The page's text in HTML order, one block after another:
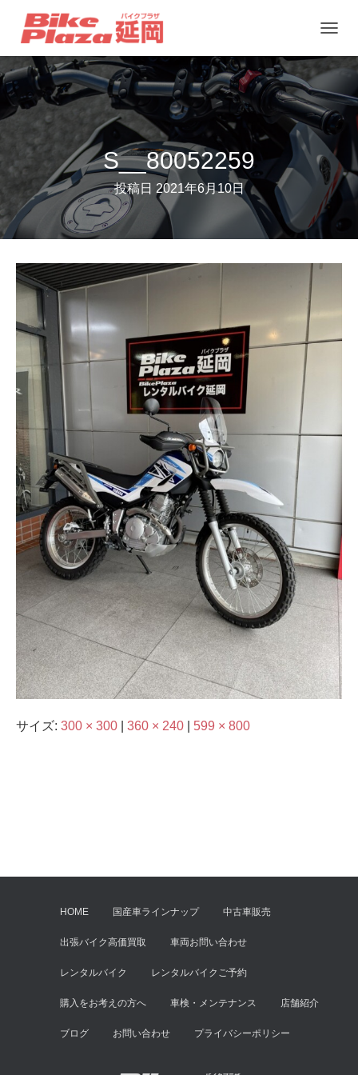
ビ
ー
シ
ョ
ン
を
り
S__80052259
投稿日 2021年6月10日
サイズ: 300 × 300 360 × 240 599 × 800
HOME 国産車ラインナップ 中古車販売
出張バイク高価買取 車両お問い合わせ
レンタルバイク レンタルバイクご予約
購入をお考えの方へ 車検・メンテナンス 店舗紹介
ブログ お問い合わせ プライバシーポリシー